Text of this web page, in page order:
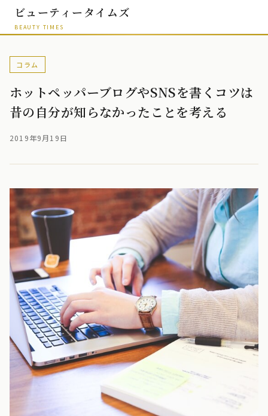
ビューティータイムズ
BEAUTY TIMES
コラム
ホットペッパーブログやSNSを書くコツは
昔の自分が知らなかったことを考える
2019年9月19日